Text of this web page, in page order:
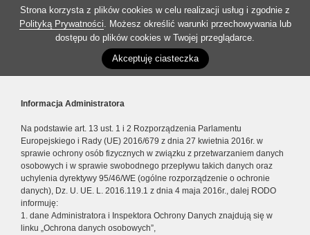
Strona korzysta z plików cookies w celu realizacji usług i zgodnie z
Polityką Prywatności. Możesz określić warunki przechowywania lub
dostępu do plików cookies w Twojej przeglądarce.
Akceptuję ciasteczka
Informacja Administratora
Na podstawie art. 13 ust. 1 i 2 Rozporządzenia Parlamentu
Europejskiego i Rady (UE) 2016/679 z dnia 27 kwietnia 2016r. w
sprawie ochrony osób fizycznych w związku z przetwarzaniem danych
osobowych i w sprawie swobodnego przepływu takich danych oraz
uchylenia dyrektywy 95/46/WE (ogólne rozporządzenie o ochronie
danych), Dz. U. UE. L. 2016.119.1 z dnia 4 maja 2016r., dalej RODO
informuję:
1. dane Administratora i Inspektora Ochrony Danych znajdują się w
linku „Ochrona danych osobowych”,